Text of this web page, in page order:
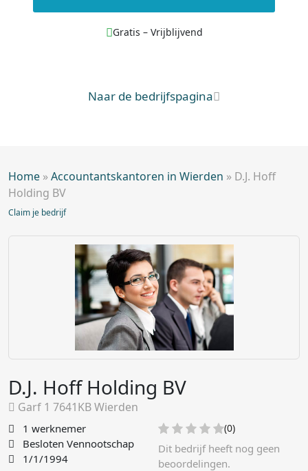
Gratis – Vrijblijvend
Naar de bedrijfspagina
Home »Accountantskantoren in Wierden » D.J. Hoff
Holding BV
Claim je bedrijf
D.J. Hoff Holding BV
Garf 1 7641KB Wierden
1 werknemer
Besloten Vennootschap
1/1/1994
(0)
Dit bedrijf heeft nog geen
beoordelingen.